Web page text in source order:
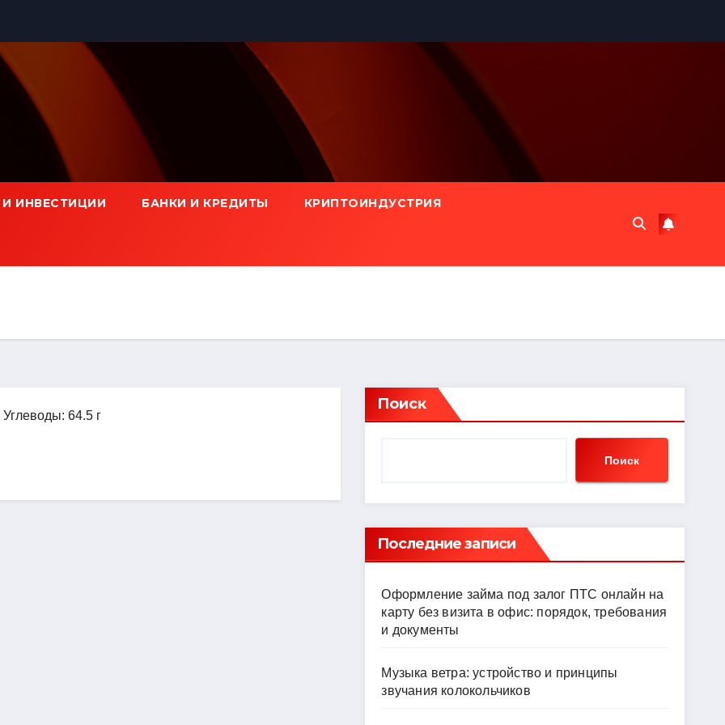
И ИНВЕСТИЦИИ БАНКИ И КРЕДИТЫ КРИПТОИНДУСТРИЯ
64.5 г
Поиск
Поиск
Последние записи
Оформление займа под залог ПТС онлайн на
карту без визита в офис: порядок, требования
и документы
Музыка ветра: устройство и принципы
звучания колокольчиков